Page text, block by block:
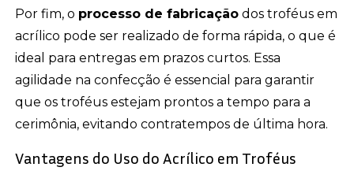
Por fim, o processo de fabricação dos troféus em
acrílico pode ser realizado de forma rápida, o que é
ideal para entregas em prazos curtos. Essa
agilidade na confecção é essencial para garantir
que os troféus estejam prontos a tempo para a
cerimônia, evitando contratempos de última hora.
Vantagens do Uso do Acrílico em Troféus